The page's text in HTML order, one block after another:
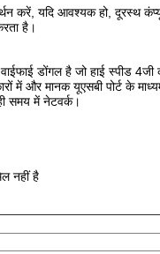
करें, यदि आवश्यक हो, दूरस्थ
है।
डोंगल है जो हाई स्पीड
में और मानक यूएसबी पोर्ट के
समय में नेटवर्क।
नहीं है